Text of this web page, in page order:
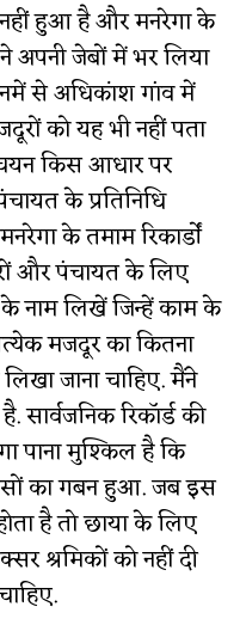
हुआ है और मनरेगा के
अपनी जेबों में भर लिया
से अधिकांश गांव में
को यह भी नहीं पता
किस आधार पर
के प्रतिनिधि
के तमाम रिकार्डों
और पंचायत के लिए
के नाम लिखें जिन्हें काम के
मजदूर का कितना
जाना चाहिए. मैंने
सार्वजनिक रिकॉर्ड की
पाना मुश्किल है कि
का गबन हुआ. जब इस
है तो छाया के लिए
श्रमिकों को नहीं दी